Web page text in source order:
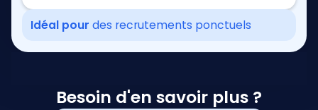
Idéal pour des recrutements ponctuels
Besoin d'en savoir plus ?